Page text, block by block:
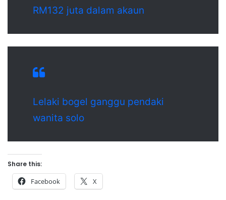
RM132 juta dalam akaun
Lelaki bogel ganggu pendaki
wanita solo
Share this:
Facebook X